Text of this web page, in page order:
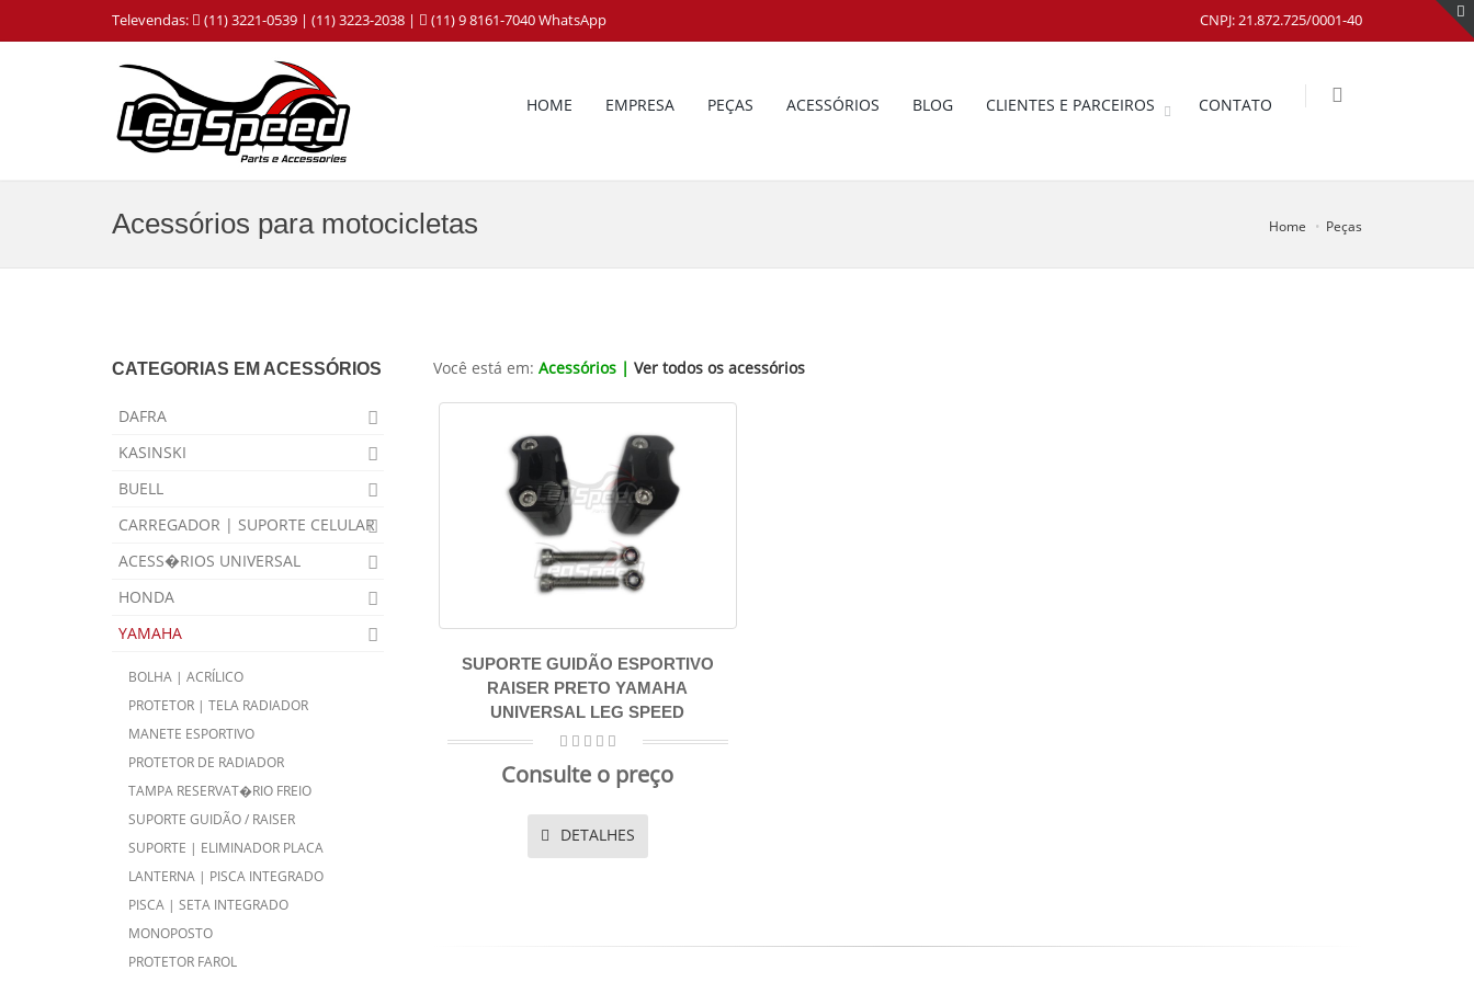
Televendas: (11) 3221-0539 | (11) 3223-2038 | (11) 9 8161-7040 WhatsApp CNPJ: 21.872.725/0001-40
HOME EMPRESA PEÇAS ACESSÓRIOS BLOG CLIENTES E PARCEIROS CONTATO
Acessórios para motocicletas Home Peças
Você está em: Acessórios | Ver todos os acessórios
SUPORTE GUIDÃO ESPORTIVO
RAISER PRETO YAMAHA
UNIVERSAL LEG SPEED
Consulte o preço
DETALHES
CATEGORIAS EM ACESSÓRIOS
DAFRA
KASINSKI
BUELL
CARREGADOR | SUPORTE CELULAR
ACESS�RIOS UNIVERSAL
HONDA
YAMAHA
BOLHA | ACRÍLICO
PROTETOR | TELA RADIADOR
MANETE ESPORTIVO
PROTETOR DE RADIADOR
TAMPA RESERVAT�RIO FREIO
SUPORTE GUIDÃO / RAISER
SUPORTE | ELIMINADOR PLACA
LANTERNA | PISCA INTEGRADO
PISCA | SETA INTEGRADO
MONOPOSTO
PROTETOR FAROL